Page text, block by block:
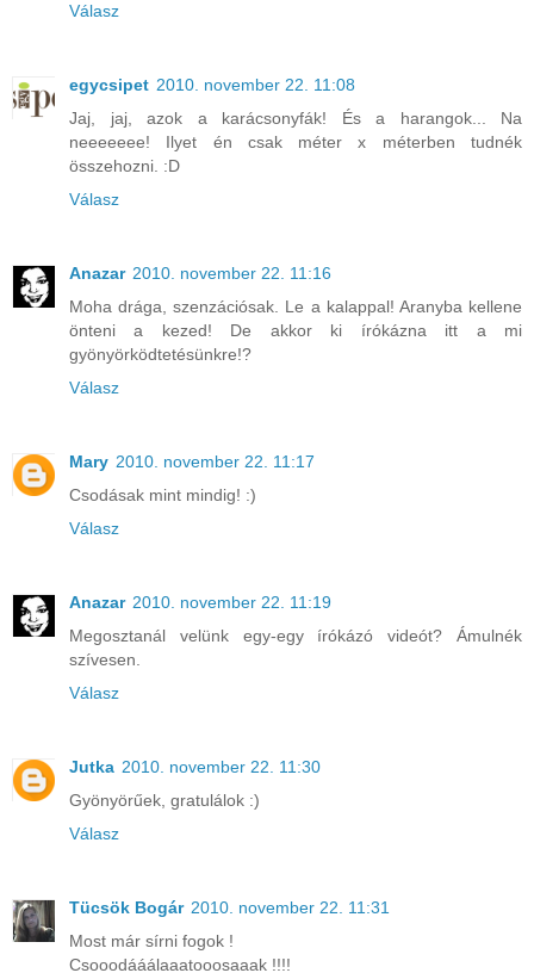
Válasz
egycsipet 2010. november 22. 11:08
Jaj, jaj, azok a karácsonyfák! És a harangok... Na
neeeeeee! Ilyet én csak méter x méterben tudnék
összehozni. :D
Válasz
Anazar 2010. november 22. 11:16
Moha drága, szenzációsak. Le a kalappal! Aranyba kellene
önteni a kezed! De akkor ki írókázna itt a mi
gyönyörködtetésünkre!?
Válasz
Mary 2010. november 22. 11:17
Csodásak mint mindig! :)
Válasz
Anazar 2010. november 22. 11:19
Megosztanál velünk egy-egy írókázó videót? Ámulnék
szívesen.
Válasz
Jutka 2010. november 22. 11:30
Gyönyörűek, gratulálok :)
Válasz
Tücsök Bogár 2010. november 22. 11:31
Most már sírni fogok !
Csooodááálaaatooosaaak !!!!